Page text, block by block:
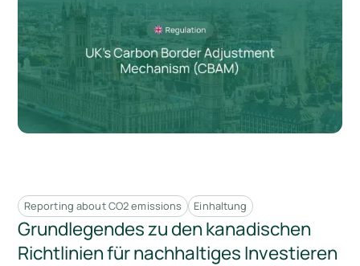
Reporting about CO2 emissions Einhaltung
Grundlegendes zu den kanadischen
Richtlinien für nachhaltiges Investieren